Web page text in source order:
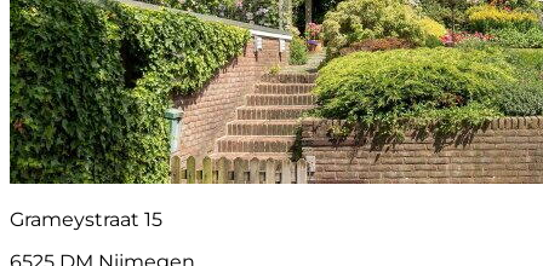
Grameystraat 15